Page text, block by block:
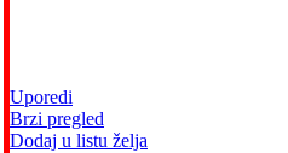
Uporedi
Brzi pregled
Dodaj u listu želja